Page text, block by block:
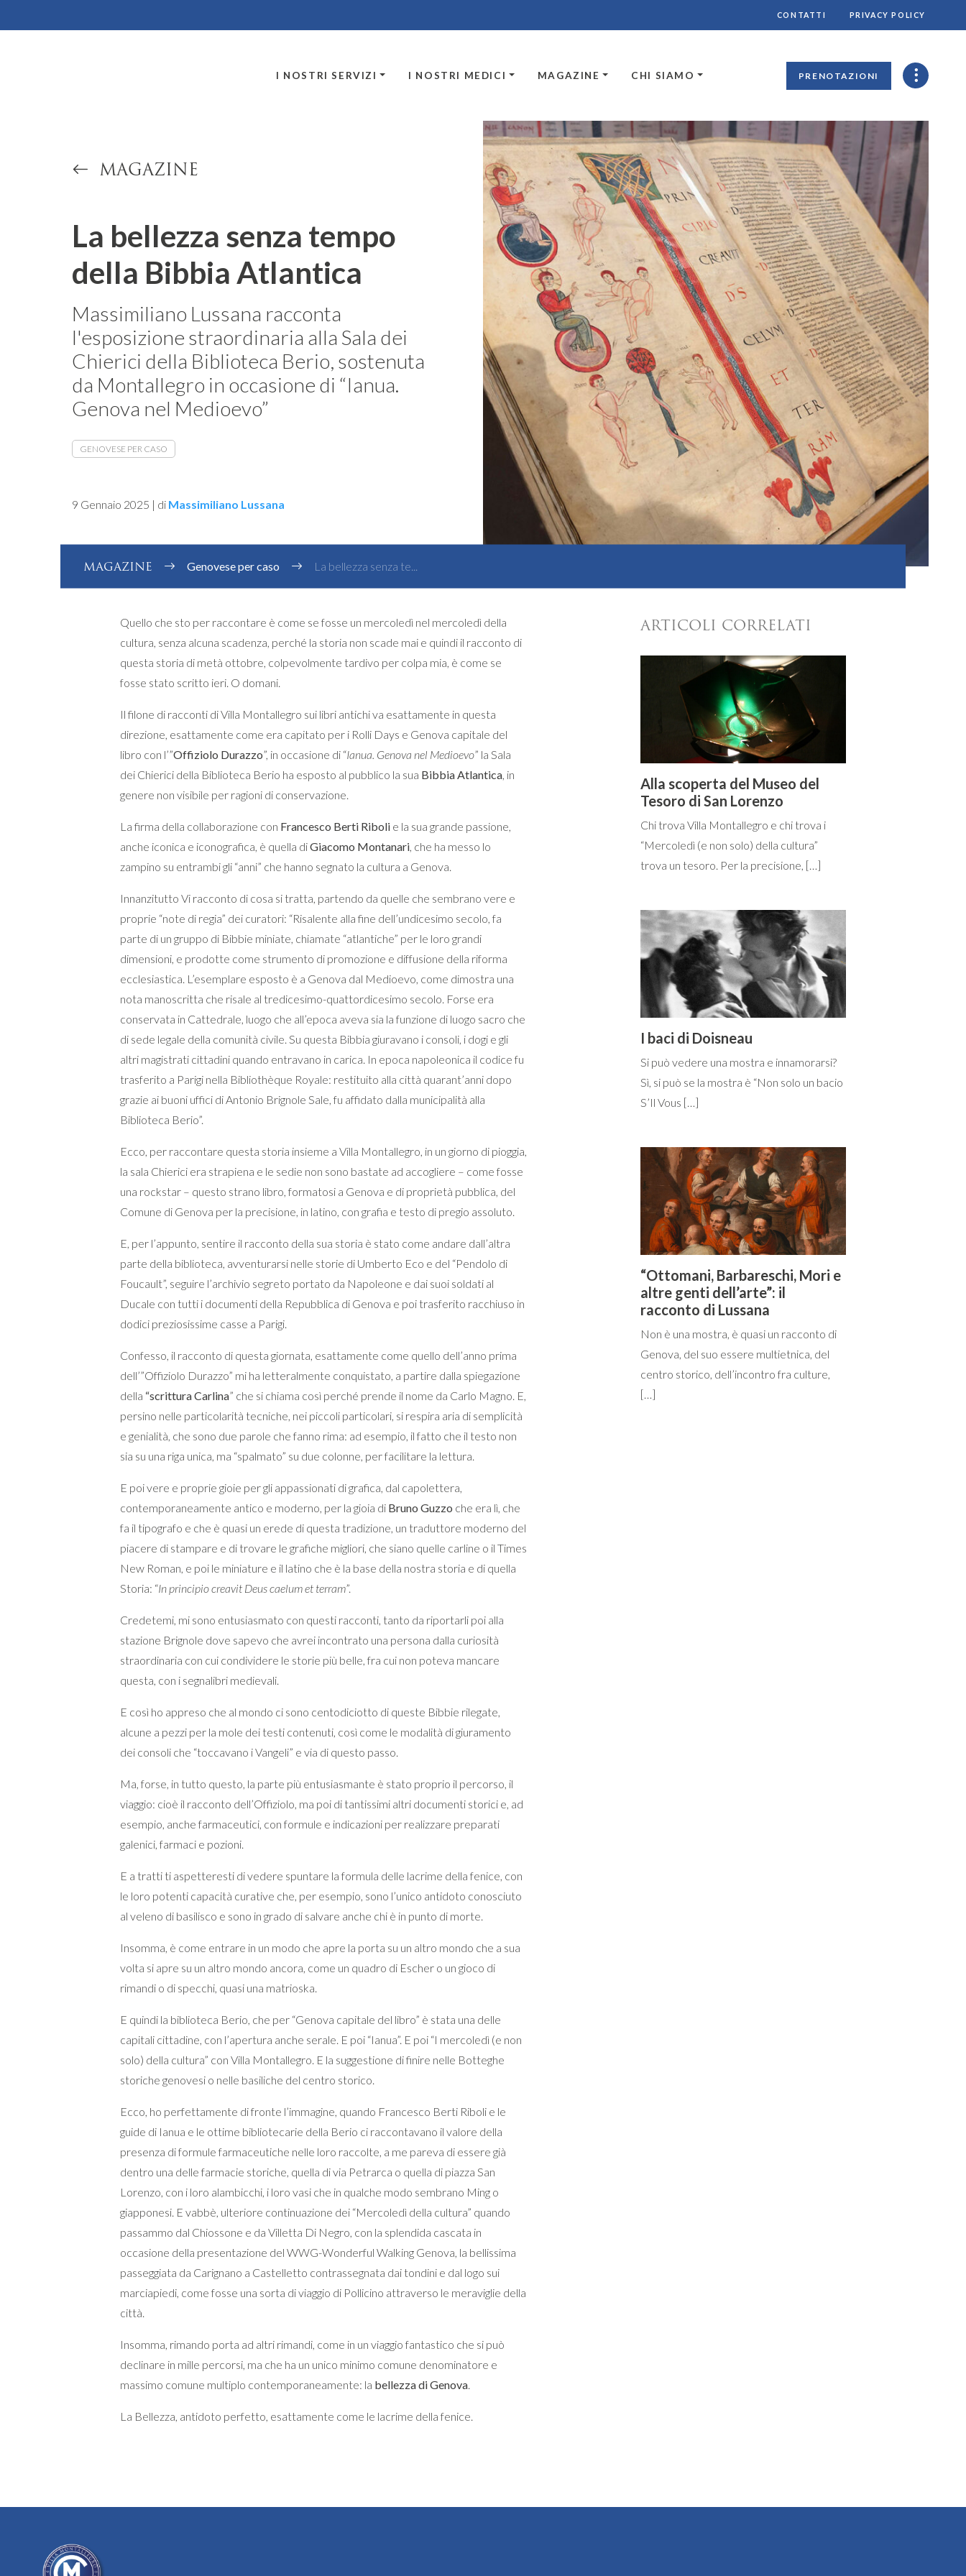
CONTATTI PRIVACY POLICY
I NOSTRI SERVIZI I NOSTRI MEDICI MAGAZINE CHI SIAMO PRENOTAZIONI
MAGAZINE
La bellezza senza tempo
della Bibbia Atlantica
Massimiliano Lussana racconta
l'esposizione straordinaria alla Sala dei
Chierici della Biblioteca Berio, sostenuta
da Montallegro in occasione di “Ianua.
Genova nel Medioevo”
GENOVESE PER CASO
9 Gennaio 2025 | di Massimiliano Lussana
MAGAZINE Genovese per caso La bellezza senza te...
Quello che sto per raccontare è come se fosse un mercoledì nel mercoledì della
cultura, senza alcuna scadenza, perché la storia non scade mai e quindi il racconto di
questa storia di metà ottobre, colpevolmente tardivo per colpa mia, è come se
fosse stato scritto ieri. O domani.
Il filone di racconti di Villa Montallegro sui libri antichi va esattamente in questa
direzione, esattamente come era capitato per i Rolli Days e Genova capitale del
libro con l’”Offiziolo Durazzo”, in occasione di “Ianua. Genova nel Medioevo” la Sala
dei Chierici della Biblioteca Berio ha esposto al pubblico la sua Bibbia Atlantica, in
genere non visibile per ragioni di conservazione.
La firma della collaborazione con Francesco Berti Riboli e la sua grande passione,
anche iconica e iconografica, è quella diGiacomo Montanari, che ha messo lo
zampino su entrambi gli “anni” che hanno segnato la cultura a Genova.
Innanzitutto Vi racconto di cosa si tratta, partendo da quelle che sembrano vere e
proprie “note di regia” dei curatori: “Risalente alla fine dell’undicesimo secolo, fa
parte di un gruppo di Bibbie miniate, chiamate “atlantiche” per le loro grandi
dimensioni, e prodotte come strumento di promozione e diffusione della riforma
ecclesiastica. L’esemplare esposto è a Genova dal Medioevo, come dimostra una
nota manoscritta che risale al tredicesimo-quattordicesimo secolo. Forse era
conservata in Cattedrale, luogo che all’epoca aveva sia la funzione di luogo sacro che
di sede legale della comunità civile. Su questa Bibbia giuravano i consoli, i dogi e gli
altri magistrati cittadini quando entravano in carica. In epoca napoleonica il codice fu
trasferito a Parigi nella Bibliothèque Royale: restituito alla città quarant’anni dopo
grazie ai buoni uffici di Antonio Brignole Sale, fu affidato dalla municipalità alla
Biblioteca Berio”.
Ecco, per raccontare questa storia insieme a Villa Montallegro, in un giorno di pioggia,
la sala Chierici era strapiena e le sedie non sono bastate ad accogliere – come fosse
una rockstar – questo strano libro, formatosi a Genova e di proprietà pubblica, del
Comune di Genova per la precisione, in latino, con grafia e testo di pregio assoluto.
E, per l’appunto, sentire il racconto della sua storia è stato come andare dall’altra
parte della biblioteca, avventurarsi nelle storie di Umberto Eco e del “Pendolo di
Foucault”, seguire l’archivio segreto portato da Napoleone e dai suoi soldati al
Ducale con tutti i documenti della Repubblica di Genova e poi trasferito racchiuso in
dodici preziosissime casse a Parigi.
Confesso, il racconto di questa giornata, esattamente come quello dell’anno prima
dell’”Offiziolo Durazzo” mi ha letteralmente conquistato, a partire dalla spiegazione
della “scrittura Carlina” che si chiama così perché prende il nome da Carlo Magno. E,
persino nelle particolarità tecniche, nei piccoli particolari, si respira aria di semplicità
e genialità, che sono due parole che fanno rima: ad esempio, il fatto che il testo non
sia su una riga unica, ma “spalmato” su due colonne, per facilitare la lettura.
E poi vere e proprie gioie per gli appassionati di grafica, dal capolettera,
contemporaneamente antico e moderno, per la gioia di Bruno Guzzo che era lì, che
fa il tipografo e che è quasi un erede di questa tradizione, un traduttore moderno del
piacere di stampare e di trovare le grafiche migliori, che siano quelle carline o il Times
New Roman, e poi le miniature e il latino che è la base della nostra storia e di quella
Storia: “In principio creavit Deus caelum et terram”.
Credetemi, mi sono entusiasmato con questi racconti, tanto da riportarli poi alla
stazione Brignole dove sapevo che avrei incontrato una persona dalla curiosità
straordinaria con cui condividere le storie più belle, fra cui non poteva mancare
questa, con i segnalibri medievali.
E così ho appreso che al mondo ci sono centodiciotto di queste Bibbie rilegate,
alcune a pezzi per la mole dei testi contenuti, così come le modalità di giuramento
dei consoli che “toccavano i Vangeli” e via di questo passo.
Ma, forse, in tutto questo, la parte più entusiasmante è stato proprio il percorso, il
viaggio: cioè il racconto dell’Offiziolo, ma poi di tantissimi altri documenti storici e, ad
esempio, anche farmaceutici, con formule e indicazioni per realizzare preparati
galenici, farmaci e pozioni.
E a tratti ti aspetteresti di vedere spuntare la formula delle lacrime della fenice, con
le loro potenti capacità curative che, per esempio, sono l’unico antidoto conosciuto
al veleno di basilisco e sono in grado di salvare anche chi è in punto di morte.
Insomma, è come entrare in un modo che apre la porta su un altro mondo che a sua
volta si apre su un altro mondo ancora, come un quadro di Escher o un gioco di
rimandi o di specchi, quasi una matrioska.
E quindi la biblioteca Berio, che per “Genova capitale del libro” è stata una delle
capitali cittadine, con l’apertura anche serale. E poi “Ianua”. E poi “I mercoledì (e non
solo) della cultura” con Villa Montallegro. E la suggestione di finire nelle Botteghe
storiche genovesi o nelle basiliche del centro storico.
Ecco, ho perfettamente di fronte l’immagine, quando Francesco Berti Riboli e le
guide di Ianua e le ottime bibliotecarie della Berio ci raccontavano il valore della
presenza di formule farmaceutiche nelle loro raccolte, a me pareva di essere già
dentro una delle farmacie storiche, quella di via Petrarca o quella di piazza San
Lorenzo, con i loro alambicchi, i loro vasi che in qualche modo sembrano Ming o
giapponesi. E vabbè, ulteriore continuazione dei “Mercoledì della cultura” quando
passammo dal Chiossone e da Villetta Di Negro, con la splendida cascata in
occasione della presentazione del WWG-Wonderful Walking Genova, la bellissima
passeggiata da Carignano a Castelletto contrassegnata dai tondini e dal logo sui
marciapiedi, come fosse una sorta di viaggio di Pollicino attraverso le meraviglie della
città.
Insomma, rimando porta ad altri rimandi, come in un viaggio fantastico che si può
declinare in mille percorsi, ma che ha un unico minimo comune denominatore e
massimo comune multiplo contemporaneamente: la bellezza di Genova.
La Bellezza, antidoto perfetto, esattamente come le lacrime della fenice.
ARTICOLI CORRELATI
Alla scoperta del Museo del
Tesoro di San Lorenzo
Chi trova Villa Montallegro e chi trova i
“Mercoledì (e non solo) della cultura”
trova un tesoro. Per la precisione, […]
I baci di Doisneau
Si può vedere una mostra e innamorarsi?
Sì, si può se la mostra è “Non solo un bacio
S’Il Vous […]
“Ottomani, Barbareschi, Mori e
altre genti dell’arte”: il
racconto di Lussana
Non è una mostra, è quasi un racconto di
Genova, del suo essere multietnica, del
centro storico, dell’incontro fra culture,
[…]